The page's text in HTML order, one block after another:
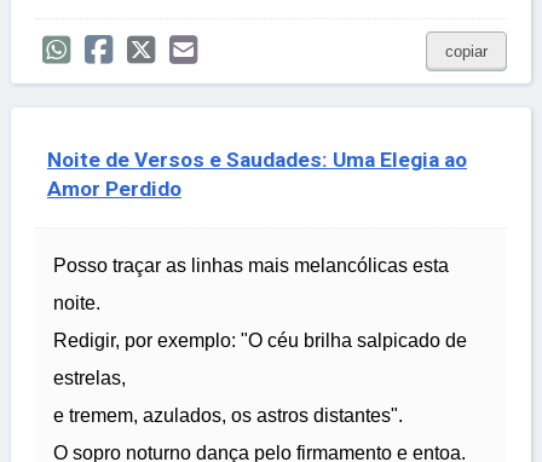
copiar
Noite de Versos e Saudades: Uma Elegia ao
Amor Perdido
Posso traçar as linhas mais melancólicas esta
noite.
Redigir, por exemplo: "O céu brilha salpicado de
estrelas,
e tremem, azulados, os astros distantes".
O sopro noturno dança pelo firmamento e entoa.